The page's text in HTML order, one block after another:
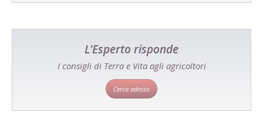
L'Esperto risponde
I consigli di Terra e Vita agli agricoltori
Cerca adesso